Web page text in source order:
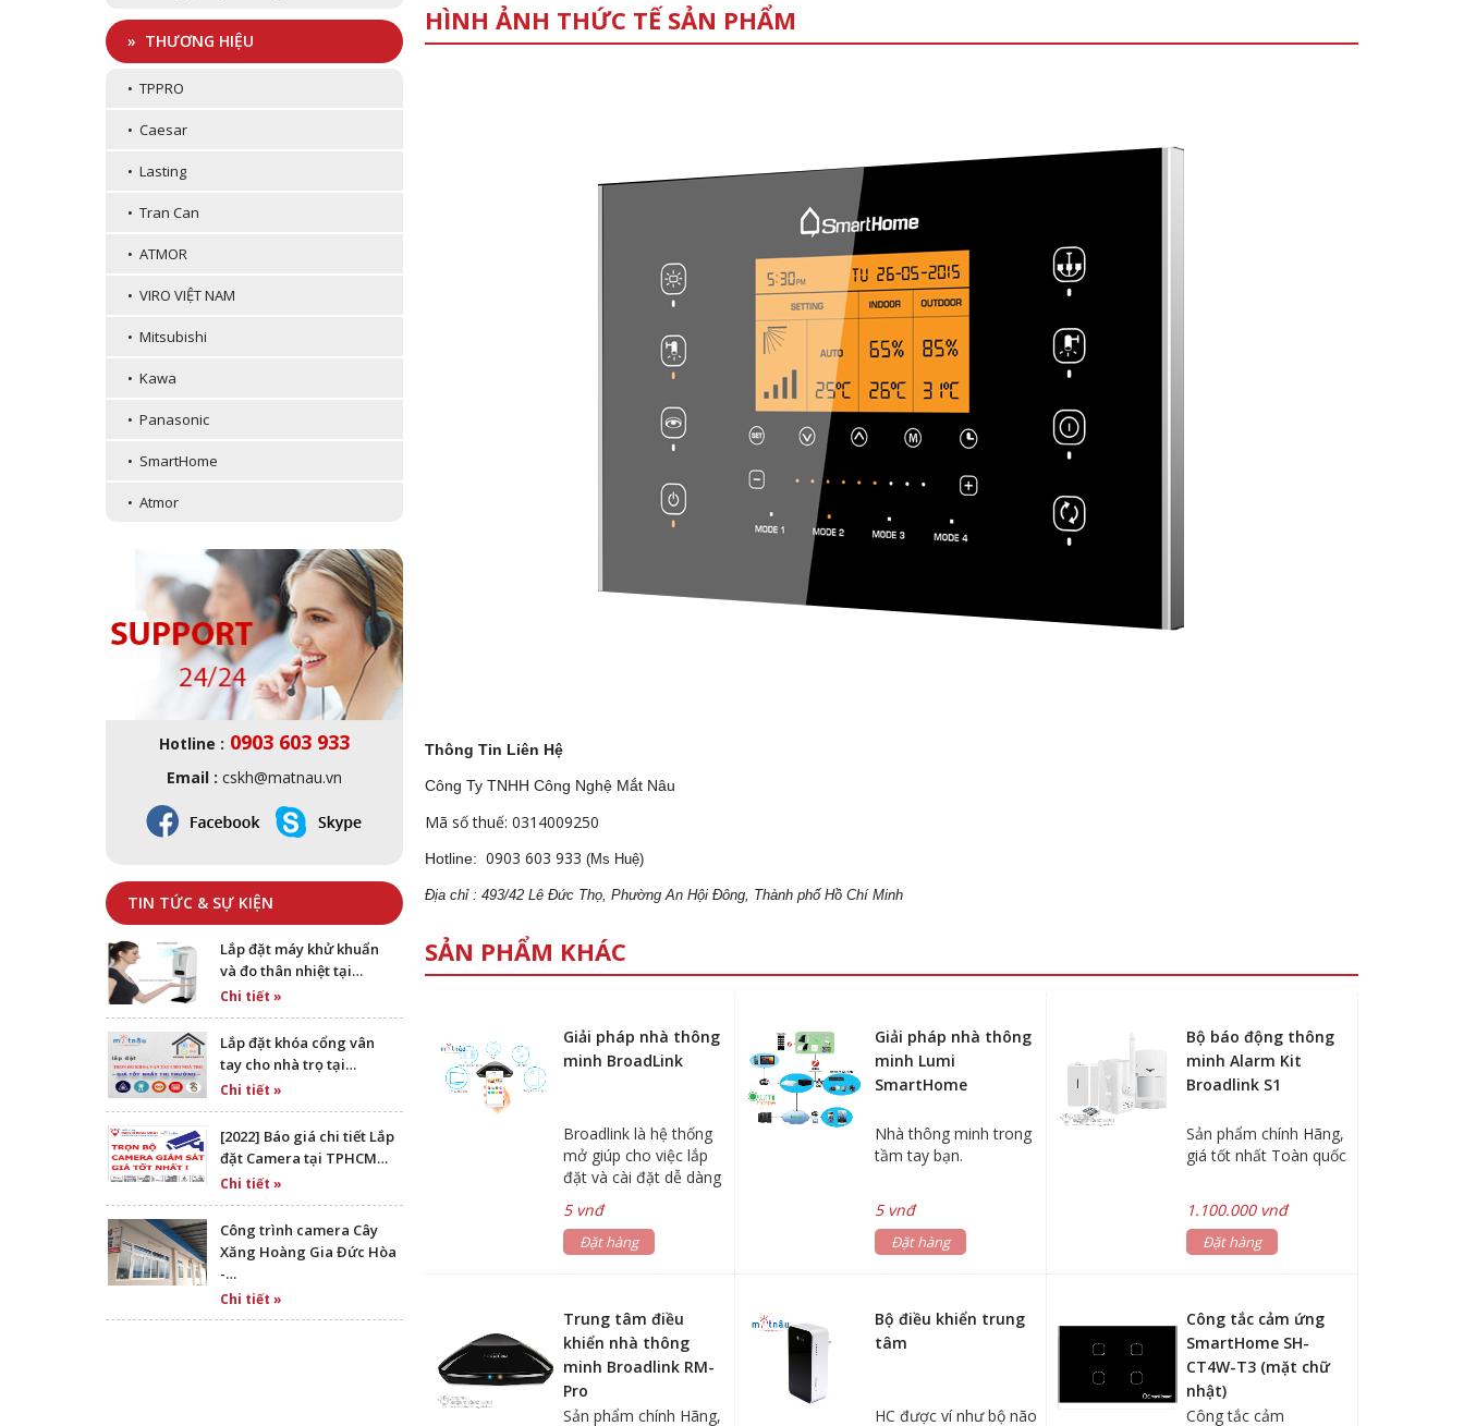
» THƯƠNG HIỆU
• TPPRO
• Caesar
• Lasting
• Tran Can
• ATMOR
• VIRO VIỆT NAM
• Mitsubishi
• Kawa
• Panasonic
• SmartHome
• Atmor
Hotline : 0903 603 933
Email : cskh@matnau.vn
TIN TỨC & SỰ KIỆN
Lắp đặt máy khử khuẩn
và đo thân nhiệt tại…
Chi tiết »
Lắp đặt khóa cổng vân
tay cho nhà trọ tại…
Chi tiết »
[2022] Báo giá chi tiết Lắp
đặt Camera tại TPHCM…
Chi tiết »
Công trình camera Cây
Xăng Hoàng Gia Đức Hòa
-…
Chi tiết »
HÌNH ẢNH THỨC TẾ SẢN PHẨM
Thông Tin Liên Hệ
Công Ty TNHH Công Nghệ Mắt Nâu
Mã số thuế: 0314009250
Hotline: 0903 603 933 (Ms Huệ)
Địa chỉ : 493/42 Lê Đức Thọ, Phường An Hội Đông, Thành phố Hồ Chí Minh
SẢN PHẨM KHÁC
Giải pháp nhà thông
minh BroadLink
Broadlink là hệ thống
mở giúp cho việc lắp
đặt và cài đặt dễ dàng
5 vnđ
Đặt hàng
Giải pháp nhà thông
minh Lumi
SmartHome
Nhà thông minh trong
tầm tay bạn.
5 vnđ
Đặt hàng
Bộ báo động thông
minh Alarm Kit
Broadlink S1
Sản phẩm chính Hãng,
giá tốt nhất Toàn quốc
1.100.000 vnđ
Đặt hàng
Trung tâm điều
khiển nhà thông
minh Broadlink RM-
Pro
Sản phẩm chính Hãng,
Bộ điều khiển trung
tâm
HC được ví như bộ não
Công tắc cảm ứng
SmartHome SH-
CT4W-T3 (mặt chữ
nhật)
Công tắc cảm